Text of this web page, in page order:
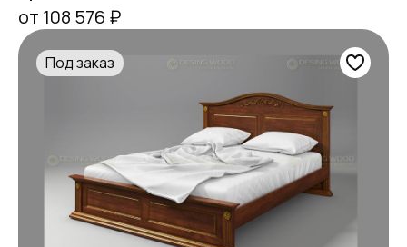
от 108 576 ₽
Под заказ